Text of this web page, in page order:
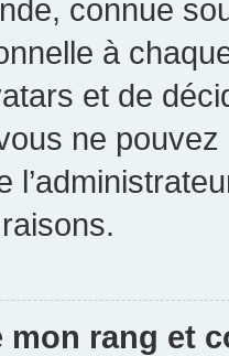
connue
à
et de
ne pouvez
mon rang et